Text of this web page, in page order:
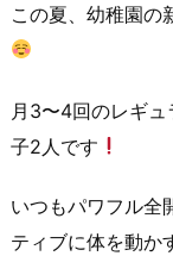
この夏、幼稚園の
月3〜4回のレギ
子2人です
いつもパワフル全
ティブに体を動か